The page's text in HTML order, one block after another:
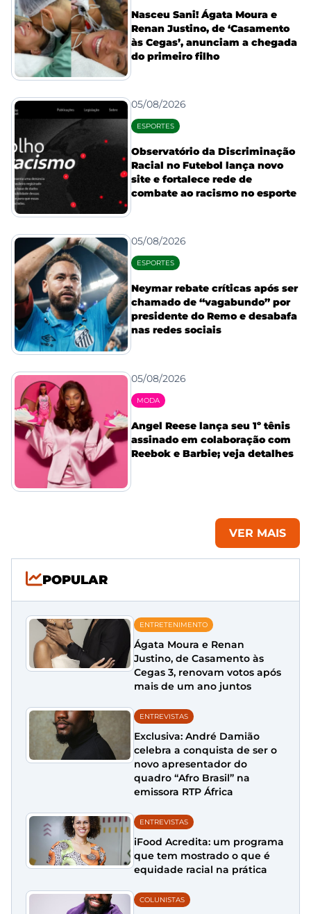
Nasceu Sani! Ágata Moura e
Renan Justino, de ‘Casamento
às Cegas’, anunciam a chegada
do primeiro filho
05/08/2026
ESPORTES
Observatório da Discriminação
Racial no Futebol lança novo
site e fortalece rede de
combate ao racismo no esporte
05/08/2026
ESPORTES
Neymar rebate críticas após ser
chamado de “vagabundo” por
presidente do Remo e desabafa
nas redes sociais
05/08/2026
MODA
Angel Reese lança seu 1º tênis
assinado em colaboração com
Reebok e Barbie; veja detalhes
VER MAIS
POPULAR
ENTRETENIMENTO
Ágata Moura e Renan
Justino, de Casamento às
Cegas 3, renovam votos após
mais de um ano juntos
ENTREVISTAS
Exclusiva: André Damião
celebra a conquista de ser o
novo apresentador do
quadro “Afro Brasil” na
emissora RTP África
ENTREVISTAS
iFood Acredita: um programa
que tem mostrado o que é
equidade racial na prática
COLUNISTAS